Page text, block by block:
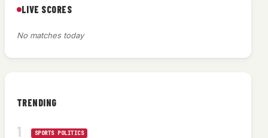
LIVE SCORES
No matches today
TRENDING
SPORTS POLITICS